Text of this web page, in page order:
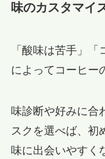
味のカスタマイ
「酸味は苦手」
によってコーヒー
味診断や好みに合
スクを選べば、初
味に出会いやすく